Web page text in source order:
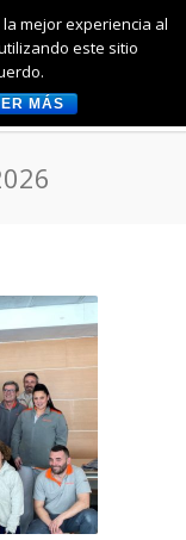
mejor experiencia al
este sitio
MÁS